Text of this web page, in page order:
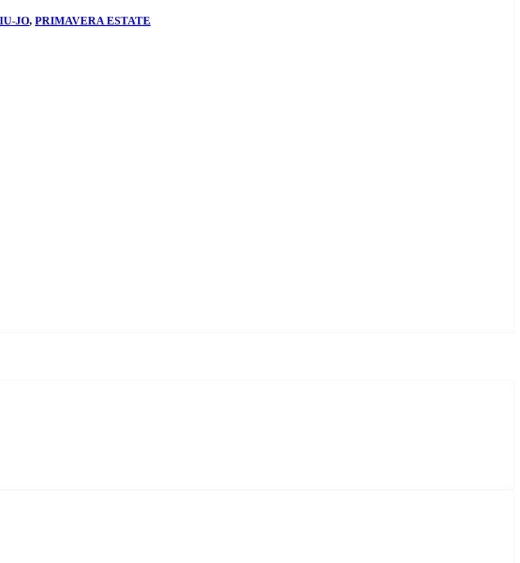
JO, PRIMAVERA ESTATE